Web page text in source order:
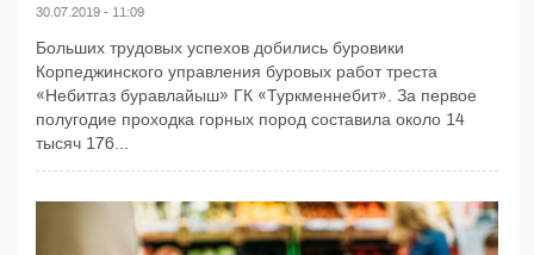
30.07.2019 - 11:09
Больших трудовых успехов добились буровики
Корпеджинского управления буровых работ треста
«Небитгаз буравлайыш» ГК «Туркменнебит». За первое
полугодие проходка горных пород составила около 14
тысяч 176...